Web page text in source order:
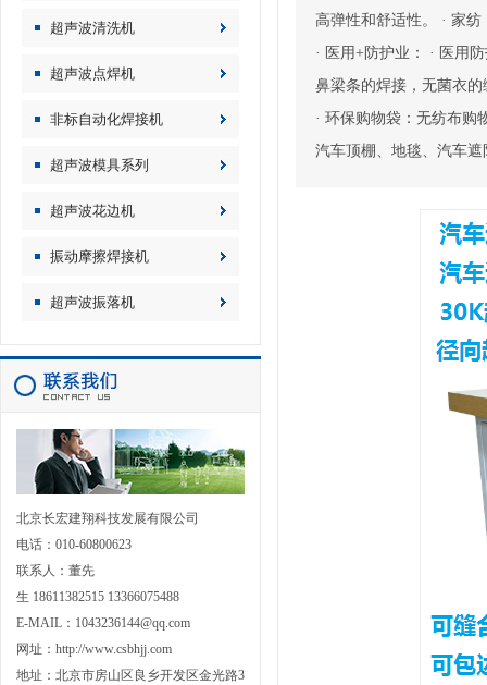
超声波清洗机
超声波点焊机
非标自动化焊接机
超声波模具系列
超声波花边机
振动摩擦焊接机
超声波振落机
北京长宏建翔科技发展有限公司
电话：010-60800623
联系人：董先
生 18611382515 13366075488
E-MAIL：1043236144@qq.com
网址： http://www.csbhjj.com
地址：北京市房山区良乡开发区金光路3
高弹性和舒适性。 · 家
· 医用+防护业： · 医用
鼻梁条的焊接，无菌衣
· 环保购物袋：无纺布购
汽车顶棚、地毯、汽车